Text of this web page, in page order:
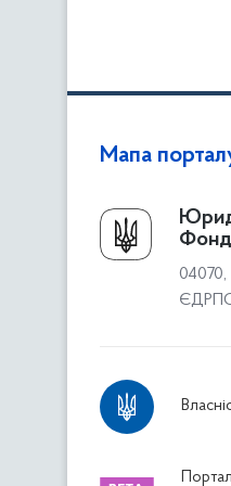
Мапа
Про Фонд
Керівництво
Структура Фонду
Територіальні
Житомирське
04070,